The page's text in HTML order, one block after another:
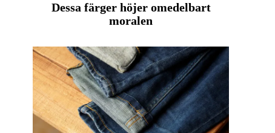
Dessa färger höjer omedelbart
moralen